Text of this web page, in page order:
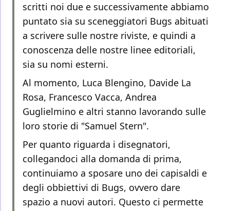
scritti noi due e successivamente abbiamo
puntato sia su sceneggiatori Bugs abituati
a scrivere sulle nostre riviste, e quindi a
conoscenza delle nostre linee editoriali,
sia su nomi esterni.
Al momento, Luca Blengino, Davide La
Rosa, Francesco Vacca, Andrea
Guglielmino e altri stanno lavorando sulle
loro storie di "Samuel Stern".
Per quanto riguarda i disegnatori,
collegandoci alla domanda di prima,
continuiamo a sposare uno dei capisaldi e
degli obbiettivi di Bugs, ovvero dare
spazio a nuovi autori. Questo ci permette